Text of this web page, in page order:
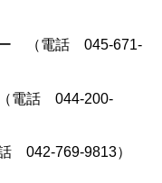
ー （電話 045-671-
電話 044-200-
042-769-9813）